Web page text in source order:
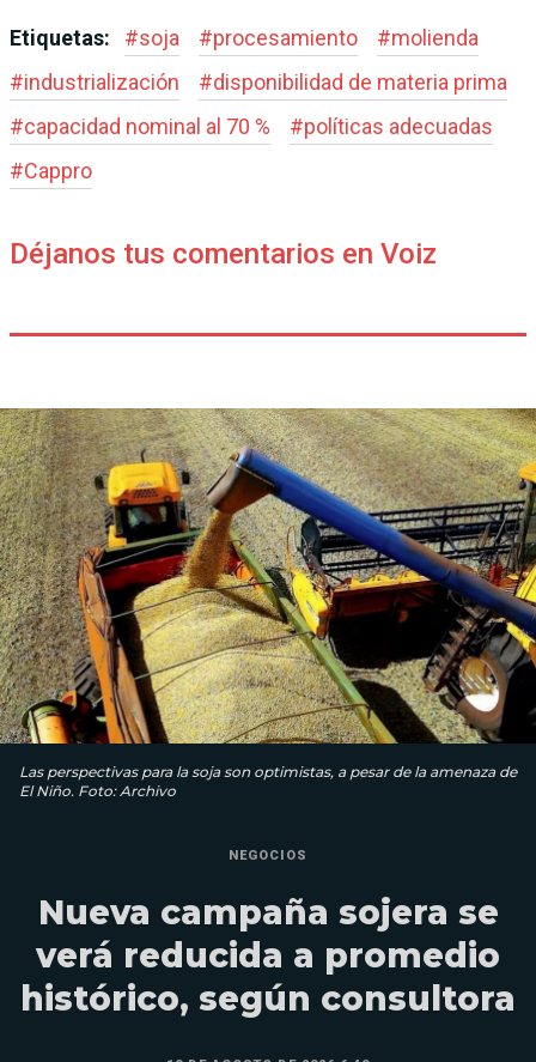
Etiquetas: #soja #procesamiento #molienda
#industrialización #disponibilidad de materia prima
#capacidad nominal al 70 % #políticas adecuadas
#Cappro
Déjanos tus comentarios en Voiz
Las perspectivas para la soja son optimistas, a pesar de la amenaza de
El Niño. Foto: Archivo
NEGOCIOS
Nueva campaña sojera se
verá reducida a promedio
histórico, según consultora